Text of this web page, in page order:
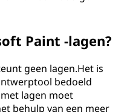
Paint -lagen?
geen lagen.Het is
bedoeld
lagen moet
behulp van een meer